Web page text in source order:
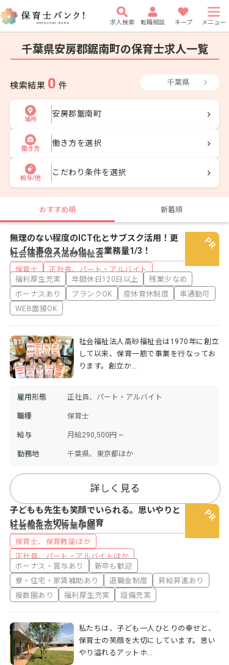
求人検索 転職相談 キープ メニュー
千葉県安房郡鋸南町の保育士求人一覧
検索結果 0 件 千葉県
場所
安房郡鋸南町
働き方
働き方を選択
給与/他
こだわり条件を選択
おすすめ順 新着順
社会福祉法人高砂福祉会
保育士 正社員、パート・アルバイト
無理のない程度のICT化とサブスク活用！更
に「仕事のスリム化」で業務量1/3！
福利厚生充実 年間休日120日以上
残業少なめ
ボーナスあり
ブランクOK 産休育休制度
車通勤可
WEB面接OK
社会福祉法人高砂福祉会は1970年に創立
して以来、保育一筋で事業を行なってお
ります。創立か…
雇用形態 正社員、パート・アルバイト
職種 保育士
給与 月給290,500円 ~
勤務地 千葉県、東京都ほか
詳しく見る
社会福祉法人青葉学園
保育士、保育教諭ほか
正社員、パート・アルバイトほか
子どもも先生も笑顔でいられる。思いやりと
けじめを大切にした保育
ボーナス・賞与あり
新卒も歓迎
寮・住宅・家賃補助あり
退職金制度
昇給昇進あり
複数園あり
福利厚生充実 設備充実
私たちは、子ども一人ひとりの幸せと、
保育士の笑顔を大切にしています。思い
やり溢れるアットホ…